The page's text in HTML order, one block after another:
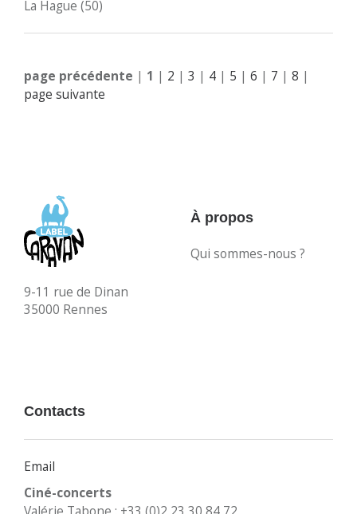
La Hague (50)
page précédente | 1 | 2 | 3 | 4 | 5 | 6 | 7 | 8 |
page suivante
9-11 rue de Dinan
35000 Rennes
À propos
Qui sommes-nous ?
Contacts
Email
Ciné-concerts